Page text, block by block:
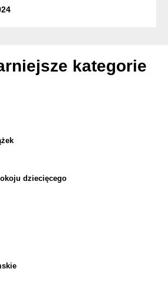
kategorie
dziecięcego